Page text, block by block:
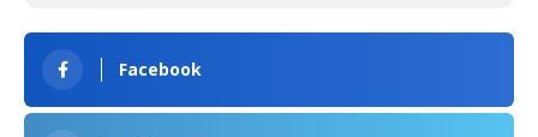
Facebook